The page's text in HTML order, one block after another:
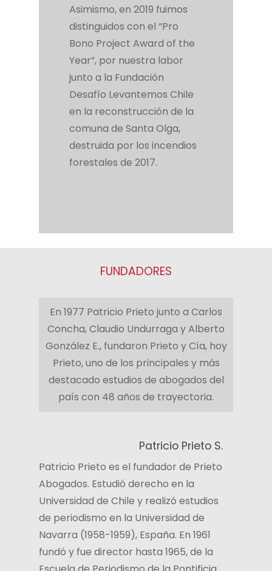
Asimismo, en 2019 fuimos
distinguidos con el “Pro
Bono Project Award of the
Year”, por nuestra labor
junto a la Fundación
Desafío Levantemos Chile
en la reconstrucción de la
comuna de Santa Olga,
destruida por los incendios
forestales de 2017.
FUNDADORES
En 1977 Patricio Prieto junto a Carlos
Concha, Claudio Undurraga y Alberto
González E., fundaron Prieto y Cía, hoy
Prieto, uno de los principales y más
destacado estudios de abogados del
país con 48 años de trayectoria.
Patricio Prieto S.
Patricio Prieto es el fundador de Prieto
Abogados. Estudió derecho en la
Universidad de Chile y realizó estudios
de periodismo en la Universidad de
Navarra (1958-1959), España. En 1961
fundó y fue director hasta 1965, de la